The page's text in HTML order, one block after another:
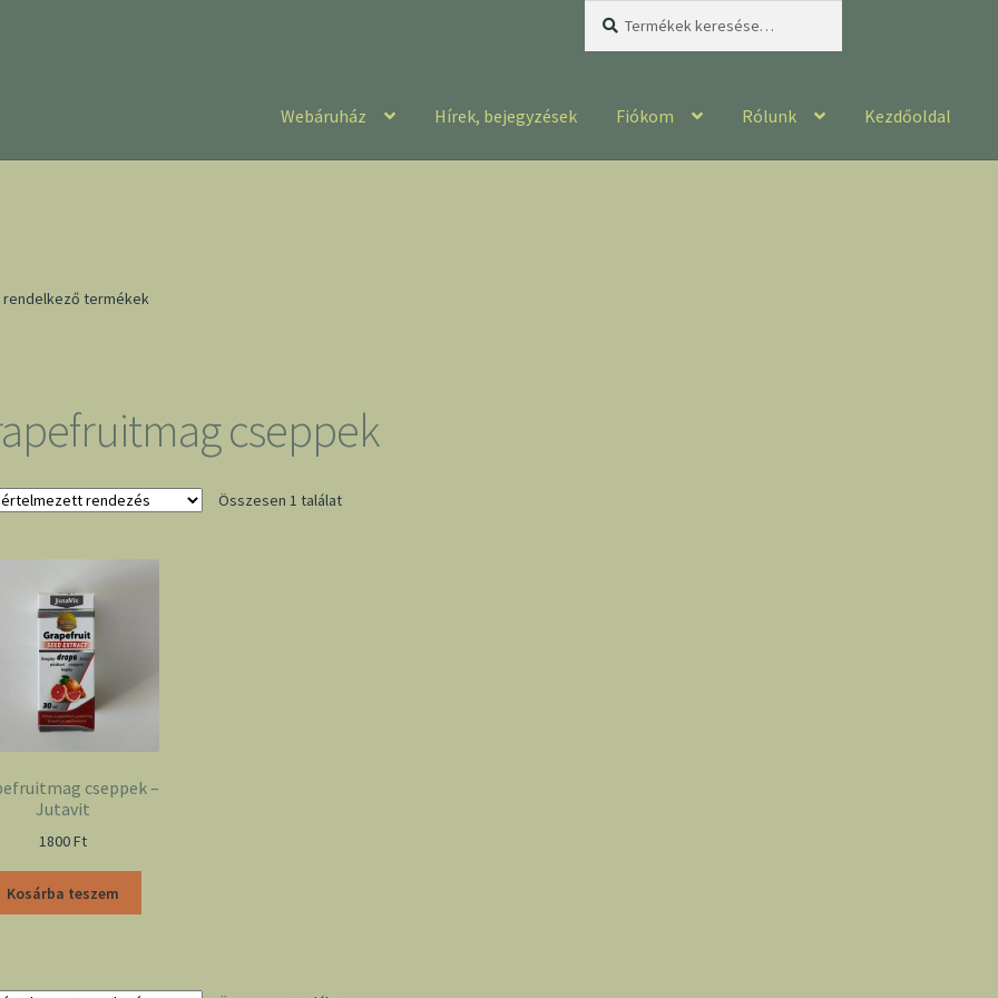
Webáruház Hírek, bejegyzések Fiókom Rólunk Kezdőoldal
termékek
cseppek
Összesen 1 találat
cseppek –
Jutavit
1800Ft
Kosárba teszem